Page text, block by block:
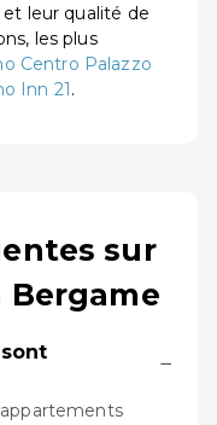
leur qualité de
les plus
Centro Palazzo
Inn 21.
sur
−